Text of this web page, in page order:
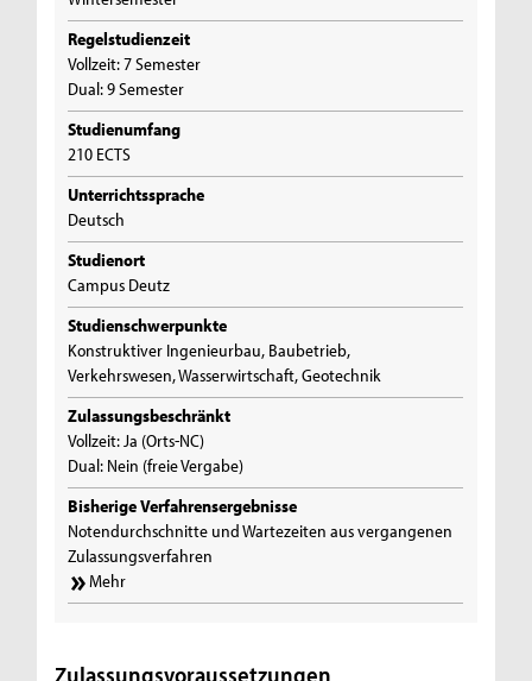
Regelstudienzeit
Vollzeit: 7 Semester
Dual: 9 Semester
Studienumfang
210 ECTS
Unterrichtssprache
Deutsch
Studienort
Campus Deutz
Studienschwerpunkte
Konstruktiver Ingenieurbau, Baubetrieb,
Verkehrswesen, Wasserwirtschaft, Geotechnik
Zulassungsbeschränkt
Vollzeit: Ja (Orts-NC)
Dual: Nein (freie Vergabe)
Bisherige Verfahrensergebnisse
Notendurchschnitte und Wartezeiten aus vergangenen
Zulassungsverfahren
Mehr
Zulassungsvoraussetzungen